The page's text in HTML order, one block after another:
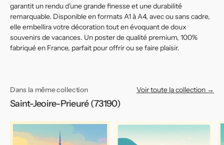
garantit un rendu d'une grande finesse et une durabilité
remarquable. Disponible en formats A1 à A4, avec ou sans cadre,
elle embellira votre décoration tout en évoquant de doux
souvenirs de vacances. Un poster de qualité premium, 100%
fabriqué en France, parfait pour offrir ou se faire plaisir.
Dans la même collection
Saint-Jeoire-Prieuré (73190)
Voir toute la collection →
Affiche
de
Affiche
de